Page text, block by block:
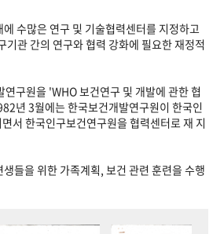
수많은 연구 및 기술협력센터를 지정하고
기관 간의 연구와 협력 강화에 필요한 재정적
구원을 'WHO 보건연구 및 개발에 관한 협
년 3월에는 한국보건개발연구원이 한국인
서 한국인구보건연구원을 협력센터로 재 지
들을 위한 가족계획, 보건 관련 훈련을 수행